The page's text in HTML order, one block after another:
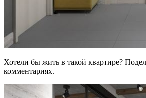
Хотели бы жить в такой квартире?
комментариях.